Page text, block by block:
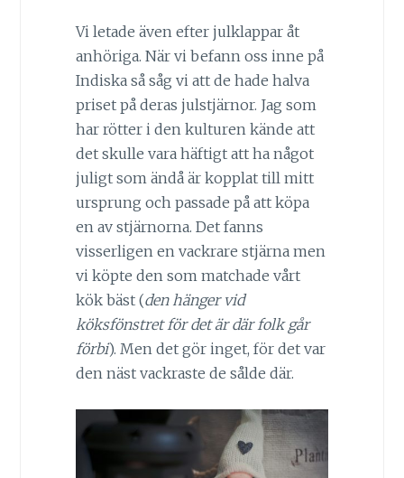
Vi letade även efter julklappar åt
anhöriga. När vi befann oss inne på
Indiska så såg vi att de hade halva
priset på deras julstjärnor. Jag som
har rötter i den kulturen kände att
det skulle vara häftigt att ha något
juligt som ändå är kopplat till mitt
ursprung och passade på att köpa
en av stjärnorna. Det fanns
visserligen en vackrare stjärna men
vi köpte den som matchade vårt
kök bäst (den hänger vid
köksfönstret för det är där folk går
förbi). Men det gör inget, för det var
den näst vackraste de sålde där.